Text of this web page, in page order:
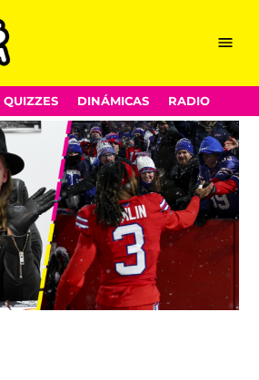
Menu
QUIZZES DINÁMICAS RADIO